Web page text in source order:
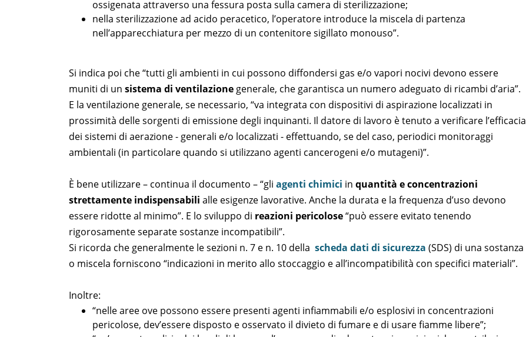
ossigenata attraverso una fessura posta sulla camera di sterilizzazione;
nella sterilizzazione ad acido peracetico, l’operatore introduce la miscela di partenza
nell’apparecchiatura per mezzo di un contenitore sigillato monouso”.
Si indica poi che “tutti gli ambienti in cui possono diffondersi gas e/o vapori nocivi devono essere
muniti di un sistema di ventilazione generale, che garantisca un numero adeguato di ricambi d’aria”.
E la ventilazione generale, se necessario, “va integrata con dispositivi di aspirazione localizzati in
prossimità delle sorgenti di emissione degli inquinanti. Il datore di lavoro è tenuto a verificare l’efficacia
dei sistemi di aerazione - generali e/o localizzati - effettuando, se del caso, periodici monitoraggi
ambientali (in particolare quando si utilizzano agenti cancerogeni e/o mutageni)”.
È bene utilizzare – continua il documento – “gli agenti chimici in quantità e concentrazioni
strettamente indispensabili alle esigenze lavorative. Anche la durata e la frequenza d’uso devono
essere ridotte al minimo”. E lo sviluppo di reazioni pericolose“può essere evitato tenendo
rigorosamente separate sostanze incompatibili”.
Si ricorda che generalmente le sezioni n. 7 e n. 10 della scheda dati di sicurezza (SDS) di una sostanza
o miscela forniscono “indicazioni in merito allo stoccaggio e all’incompatibilità con specifici materiali”.
Inoltre:
“nelle aree ove possono essere presenti agenti infiammabili e/o esplosivi in concentrazioni
pericolose, dev’essere disposto e osservato il divieto di fumare e di usare fiamme libere”;